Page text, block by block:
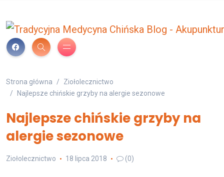
Strona główna
Ziołolecznictwo
Najlepsze chińskie grzyby na alergie sezonowe
Najlepsze chińskie grzyby na
alergie sezonowe
Ziołolecznictwo 18 lipca 2018 (0)